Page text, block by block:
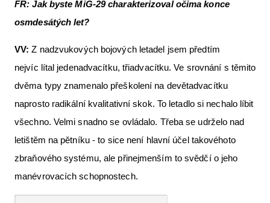
FR:Jak byste MiG-29 charakterizoval očima konce
osmdesátých let?
VV: Z nadzvukových bojových letadel jsem předtím
nejvíc lítal jedenadvacítku, třiadvacítku. Ve srovnání s těmito
dvěma typy znamenalo přeškolení na devětadvacítku
naprosto radikální kvalitativní skok. To letadlo si nechalo líbit
všechno. Velmi snadno se ovládalo. Třeba se udrželo nad
letištěm na pětníku - to sice není hlavní účel takovéhoto
zbraňového systému, ale přinejmenším to svědčí o jeho
manévrovacích schopnostech.